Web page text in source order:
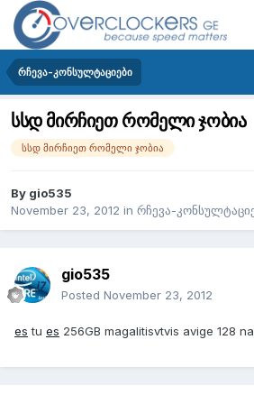
რჩევა-კონსულტაციები
სსდ მირჩიეთ რომელი ჯობია
სსდ მირჩიეთ რომელი ჯობია
By gio535
November 23, 2012 in რჩევა-
gio535
Posted November 23, 2012
es tu es 256GB magalitisvtvis avige 128